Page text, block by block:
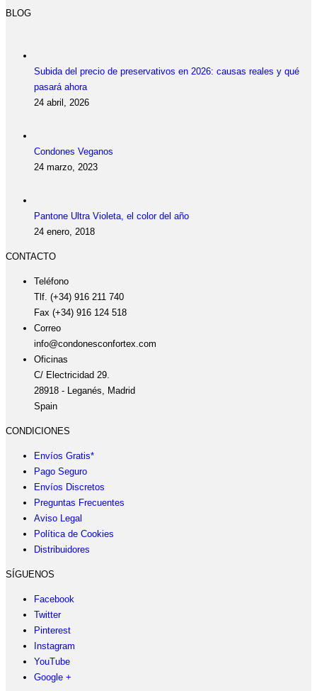
BLOG
Subida del precio de preservativos en 2026: causas reales y qué
pasará ahora
24 abril, 2026
Condones Veganos
24 marzo, 2023
Pantone Ultra Violeta, el color del año
24 enero, 2018
CONTACTO
Teléfono
Tlf. (+34) 916 211 740
Fax (+34) 916 124 518
Correo
info@condonesconfortex.com
Oficinas
C/ Electricidad 29.
28918 - Leganés, Madrid
Spain
CONDICIONES
Envíos Gratis*
Pago Seguro
Envíos Discretos
Preguntas Frecuentes
Aviso Legal
Política de Cookies
Distribuidores
SÍGUENOS
Facebook
Twitter
Pinterest
Instagram
YouTube
Google +